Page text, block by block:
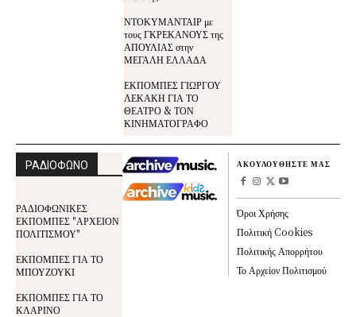
ΝΤΟΚΥΜΑΝΤΑΙΡ με
τους ΓΚΡΕΚΑΝΟΥΣ της
ΑΠΟΥΛΙΑΣ στην
ΜΕΓΑΛΗ ΕΛΛΑΔΑ
ΕΚΠΟΜΠΕΣ ΓΙΩΡΓΟΥ
ΛΕΚΑΚΗ ΓΙΑ ΤΟ
ΘΕΑΤΡΟ & ΤΟΝ
ΚΙΝΗΜΑΤΟΓΡΑΦΟ
ΡΑΔΙΟΦΩΝΟ
ΡΑΔΙΟΦΩΝΙΚΕΣ
ΕΚΠΟΜΠΕΣ "ΑΡΧΕΙΟΝ
ΠΟΛΙΤΙΣΜΟΥ"
ΕΚΠΟΜΠΕΣ ΓΙΑ ΤΟ
ΜΠΟΥΖΟΥΚΙ
ΕΚΠΟΜΠΕΣ ΓΙΑ ΤΟ
ΚΛΑΡΙΝΟ
ΑΚΟΥΛΟΥΘΗΣΤΕ ΜΑΣ
Όροι Χρήσης
Πολιτική Cookies
Πολιτικής Απορρήτου
Το Αρχείον Πολιτισμού